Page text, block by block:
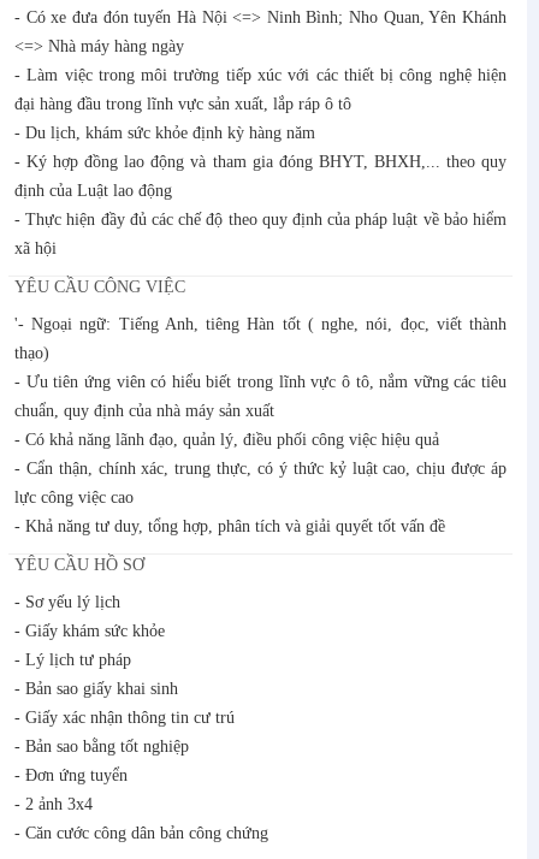
- Có xe đưa đón tuyến Hà Nội <=> Ninh Bình; Nho Quan, Yên Khánh
<=> Nhà máy hàng ngày
- Làm việc trong môi trường tiếp xúc với các thiết bị công nghệ hiện
đại hàng đầu trong lĩnh vực sản xuất, lắp ráp ô tô
- Du lịch, khám sức khỏe định kỳ hàng năm
- Ký hợp đồng lao động và tham gia đóng BHYT, BHXH,... theo quy
định của Luật lao động
- Thực hiện đầy đủ các chế độ theo quy định của pháp luật về bảo hiểm
xã hội
YÊU CẦU CÔNG VIỆC
'- Ngoại ngữ: Tiếng Anh, tiêng Hàn tốt ( nghe, nói, đọc, viết thành
thạo)
- Ưu tiên ứng viên có hiểu biết trong lĩnh vực ô tô, nắm vững các tiêu
chuẩn, quy định của nhà máy sản xuất
- Có khả năng lãnh đạo, quản lý, điều phối công việc hiệu quả
- Cẩn thận, chính xác, trung thực, có ý thức kỷ luật cao, chịu được áp
lực công việc cao
- Khả năng tư duy, tổng hợp, phân tích và giải quyết tốt vấn đề
YÊU CẦU HỒ SƠ
- Sơ yếu lý lịch
- Giấy khám sức khỏe
- Lý lịch tư pháp
- Bản sao giấy khai sinh
- Giấy xác nhận thông tin cư trú
- Bản sao bằng tốt nghiệp
- Đơn ứng tuyển
- 2 ảnh 3x4
- Căn cước công dân bản công chứng